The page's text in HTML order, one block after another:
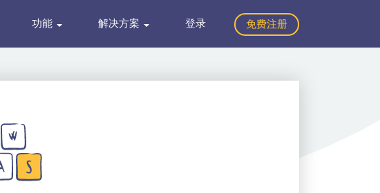
功能 解决方案 登录 免费注册